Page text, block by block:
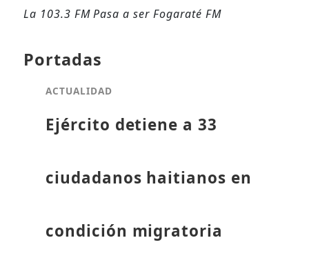
La 103.3 FM Pasa a ser Fogaraté FM
Portadas
ACTUALIDAD
Ejército detiene a 33
ciudadanos haitianos en
condición migratoria